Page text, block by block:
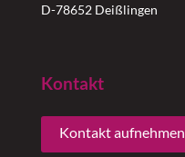
D-78652 Deißlingen
Kontakt
Kontakt aufnehmen